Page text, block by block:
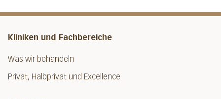
Kliniken und Fachbereiche
Was wir behandeln
Privat, Halbprivat und Excellence